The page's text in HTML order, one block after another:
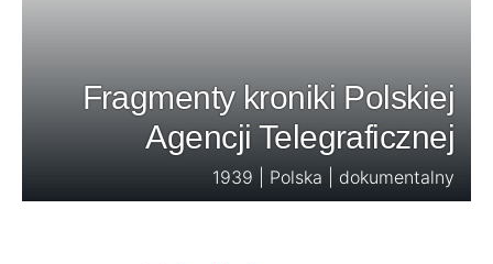
Fragmenty kroniki Polskiej
Agencji Telegraficznej
1939 | Polska | dokumentalny